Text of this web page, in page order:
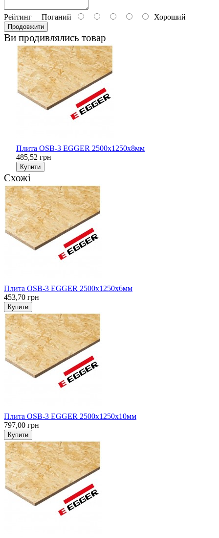
Рейтинг Поганий Хороший
Продовжити
Ви продивлялись товар
Плита OSB-3 EGGER 2500х1250х8мм
485,52 грн
Купити
Схожі
Плита OSB-3 EGGER 2500х1250х6мм
453,70 грн
Купити
Плита OSB-3 EGGER 2500х1250х10мм
797,00 грн
Купити